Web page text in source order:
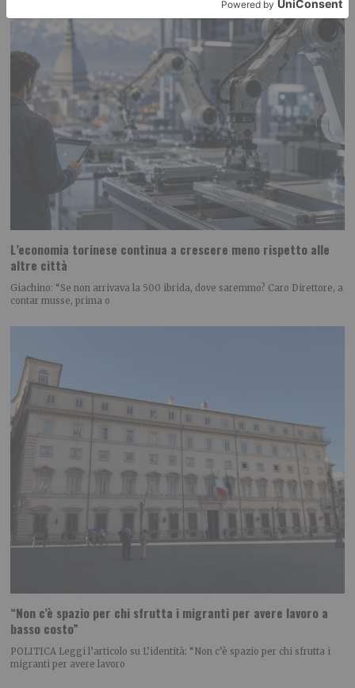
L’economia torinese continua a crescere meno rispetto alle
altre città
Giachino: “Se non arrivava la 500 ibrida, dove saremmo? Caro Direttore, a
contar musse, prima o
“Non c’è spazio per chi sfrutta i migranti per avere lavoro a
basso costo”
POLITICA Leggi l’articolo su L’identità: “Non c’è spazio per chi sfrutta i
migranti per avere lavoro